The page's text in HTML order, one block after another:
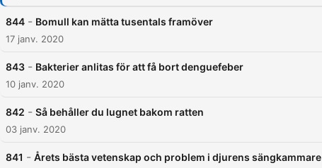
844 - Bomull kan mätta tusentals framöver
17 janv. 2020
843 - Bakterier anlitas för att få bort denguefeber
10 janv. 2020
842 - Så behåller du lugnet bakom ratten
03 janv. 2020
841 - Årets bästa vetenskap och problem i djurens sängkammare